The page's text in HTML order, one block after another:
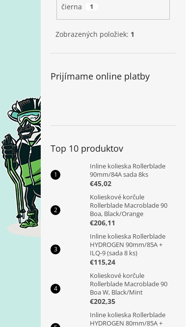
čierna 1
Zobrazených položiek: 1
Prijímame online platby
Top 10 produktov
Inline kolieska Rollerblade
90mm/84A sada 8ks
€45,02
Kolieskové korčule
Rollerblade Macroblade 90
Boa, Black/Orange
€206,11
Inline kolieska Rollerblade
HYDROGEN 90mm/85A +
ILQ-9 (sada 8 ks)
€115,24
Kolieskové korčule
Rollerblade Macroblade 90
Boa W, Black/Mint
€202,35
Inline kolieska Rollerblade
HYDROGEN 80mm/85A +